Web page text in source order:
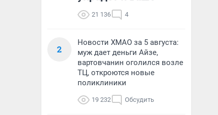
21 136 4
2
Новости ХМАО за 5 августа:
муж дает деньги Айзе,
вартовчанин оголился возле
ТЦ, откроются новые
поликлиники
19 232 Обсудить